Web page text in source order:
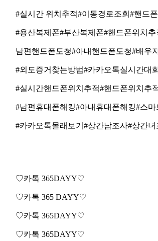
#실시간 위치추적#이동경로조회 #핸드
#용산복제폰#부산복제폰#핸드폰위치추
남편핸드폰도청#아내핸드폰도청#배우
#외도증거찾는방법#카카오톡실시간대
#실시간핸드폰위치추적#핸드폰위치추
#남편휴대폰해킹#아내휴대폰해킹#스마
#카카오톡몰래보기 #상간남조사#상간녀
♡카톡 365DAYY♡
♡카톡 365 DAYY♡
♡카톡 365DAYY♡
♡카톡 365DAYY♡